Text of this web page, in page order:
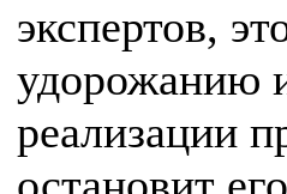
экспертов,
удорожанию
реализации